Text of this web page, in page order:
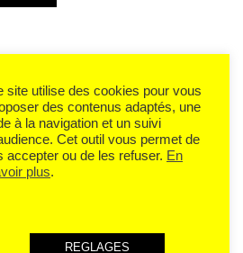
site utilise des cookies pour vous
des contenus adaptés, une
à la navigation et un suivi
Cet outil vous permet de
accepter ou de les refuser. En
plus.
REGLAGES